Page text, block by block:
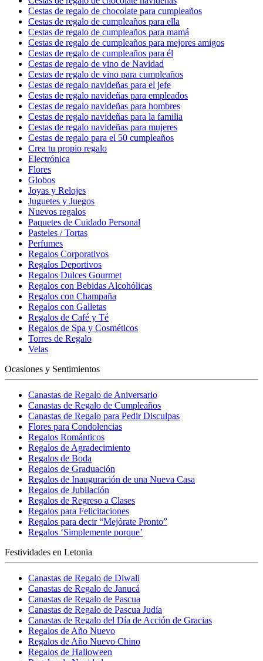
Cestas de regalo de chocolate para cumpleaños
Cestas de regalo de cumpleaños para ella
Cestas de regalo de cumpleaños para mamá
Cestas de regalo de cumpleaños para mejores amigos
Cestas de regalo de cumpleaños para él
Cestas de regalo de vino de Navidad
Cestas de regalo de vino para cumpleaños
Cestas de regalo navideñas para el jefe
Cestas de regalo navideñas para empleados
Cestas de regalo navideñas para hombres
Cestas de regalo navideñas para la familia
Cestas de regalo navideñas para mujeres
Cestas de regalo para el 50 cumpleaños
Crea tu propio regalo
Electrónica
Flores
Globos
Joyas y Relojes
Juguetes y Juegos
Nuevos regalos
Paquetes de Cuidado Personal
Pasteles / Tortas
Perfumes
Regalos Corporativos
Regalos Deportivos
Regalos Dulces Gourmet
Regalos con Bebidas Alcohólicas
Regalos con Champaña
Regalos con Galletas
Regalos de Café y Té
Regalos de Spa y Cosméticos
Torres de Regalo
Velas
Ocasiones y Sentimientos
Canastas de Regalo de Aniversario
Canastas de Regalo de Cumpleaños
Canastas de Regalo para Pedir Disculpas
Flores para Condolencias
Regalos Románticos
Regalos de Agradecimiento
Regalos de Boda
Regalos de Graduación
Regalos de Inauguración de una Nueva Casa
Regalos de Jubilación
Regalos de Regreso a Clases
Regalos para Felicitaciones
Regalos para decir “Mejórate Pronto”
Regalos ‘Simplemente porque’
Festividades en Letonia
Canastas de Regalo de Diwali
Canastas de Regalo de Janucá
Canastas de Regalo de Pascua
Canastas de Regalo de Pascua Judía
Canastas de Regalo del Día de Acción de Gracias
Regalos de Año Nuevo
Regalos de Año Nuevo Chino
Regalos de Halloween